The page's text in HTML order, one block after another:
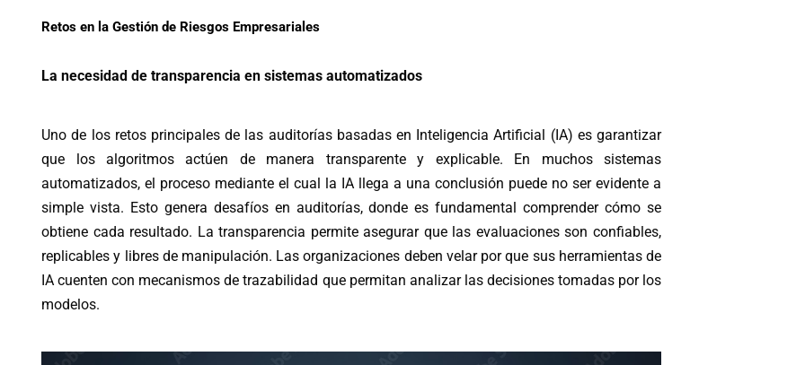
Retos en la Gestión de Riesgos Empresariales
La necesidad de transparencia en sistemas automatizados
Uno de los retos principales de las auditorías basadas en Inteligencia Artificial (IA) es garantizar
que los algoritmos actúen de manera transparente y explicable. En muchos sistemas
automatizados, el proceso mediante el cual la IA llega a una conclusión puede no ser evidente a
simple vista. Esto genera desafíos en auditorías, donde es fundamental comprender cómo se
obtiene cada resultado. La transparencia permite asegurar que las evaluaciones son confiables,
replicables y libres de manipulación. Las organizaciones deben velar por que sus herramientas de
IA cuenten con mecanismos de trazabilidad que permitan analizar las decisiones tomadas por los
modelos.